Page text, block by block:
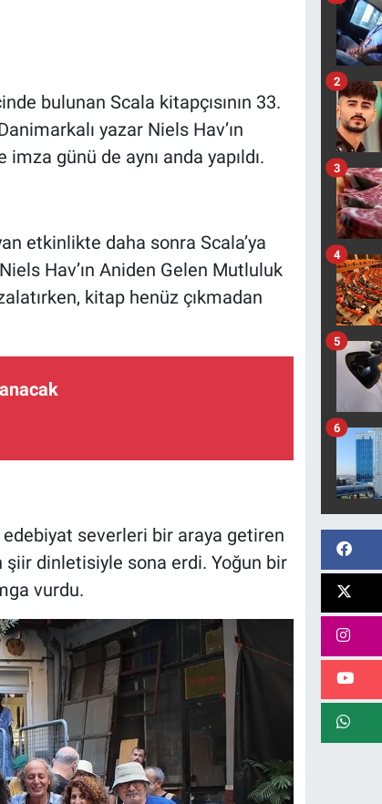
bulunan Scala kitapçısının 33.
yazar Niels Hav’ın
günü de aynı anda yapıldı.
etkinlikte daha sonra Scala’ya
Hav’ın Aniden Gelen Mutluluk
kitap henüz çıkmadan
edebiyat severleri bir araya getiren
şiir dinletisiyle sona erdi. Yoğun bir
vurdu.
2
3
4
5
6